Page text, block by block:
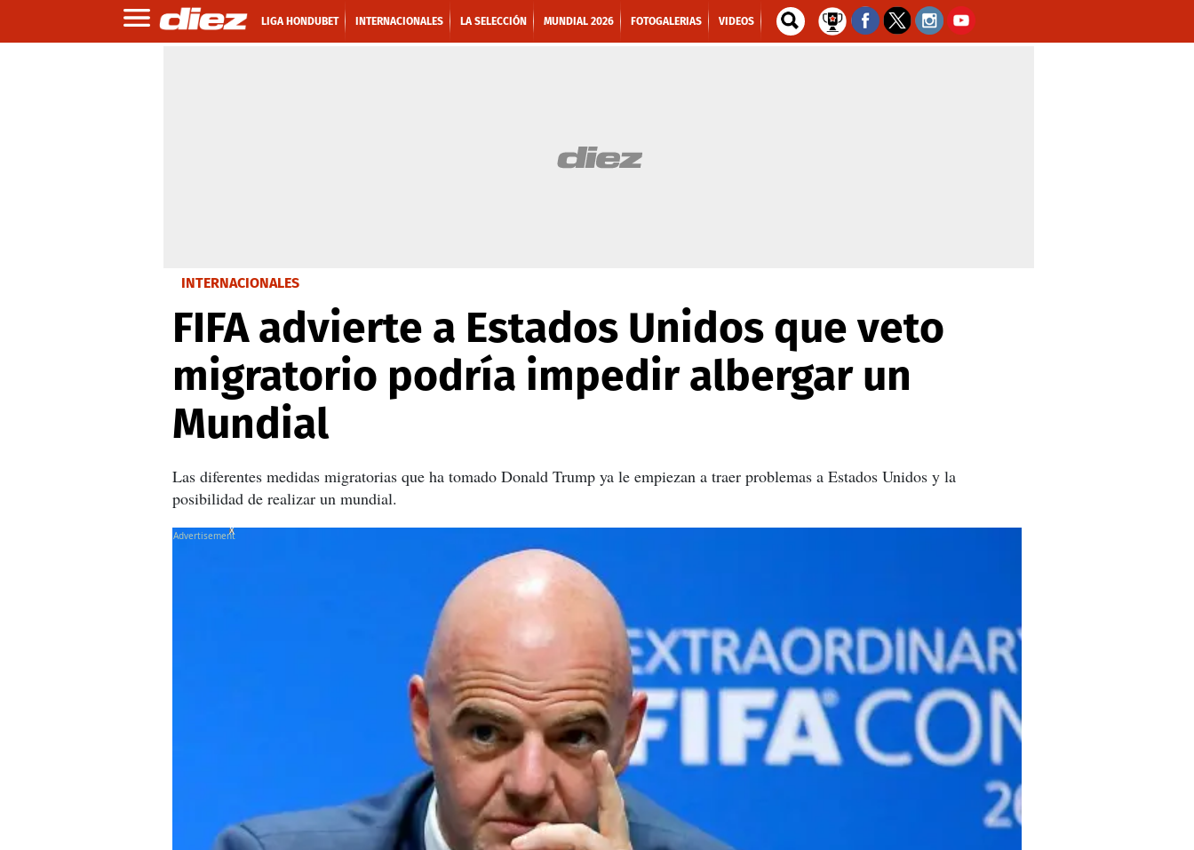
LIGA HONDUBET INTERNACIONALES LA SELECCIÓN MUNDIAL 2026 FOTOGALERIAS VIDEOS
INTERNACIONALES
FIFA advierte a Estados Unidos que veto
migratorio podría impedir albergar un
Mundial
Las diferentes medidas migratorias que ha tomado Donald Trump ya le empiezan a traer problemas a Estados Unidos y la
posibilidad de realizar un mundial.
X